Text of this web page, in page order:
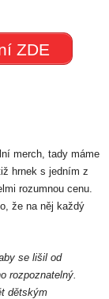
ZDE
merch, tady máme
hrnek s jedním z
rozumnou cenu.
že na něj každý
se lišil od
rozpoznatelný.
dětským